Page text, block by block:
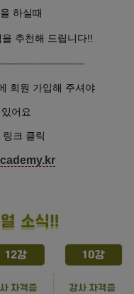
하실때
추천해 드립니다!!
회원 가입해 주셔야
어요
크 클릭